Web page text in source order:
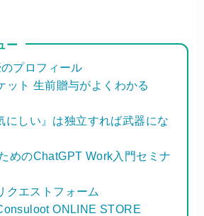
ー
プロフィール
ット 生前贈与がよくわかる
にしい』は独立すれば武器にな
めのChatGPT Work入門セミナ
クエストフォーム
ONLINE STORE